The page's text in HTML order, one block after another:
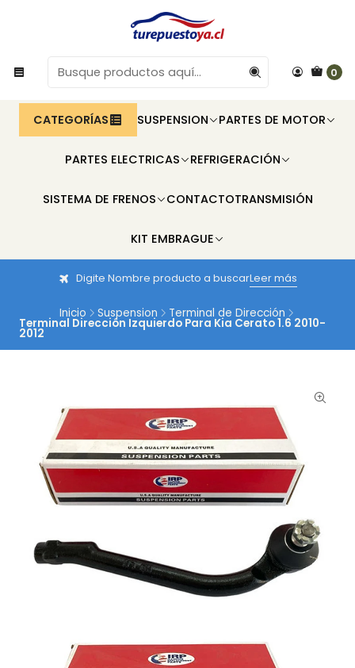
0
CATEGORÍAS SUSPENSION PARTES DE MOTOR
PARTES ELECTRICAS REFRIGERACIÓN
SISTEMA DE FRENOS CONTACTOTRANSMISIÓN
KIT EMBRAGUE
Digite Nombre producto a buscarLeer más
Inicio Suspension Terminal de Dirección
Terminal Dirección Izquierdo Para Kia Cerato 1.6 2010-
2012